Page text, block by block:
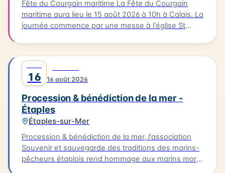
Fête du Courgain maritime La Fête du Courgain
maritime aura lieu le 15 août 2026 à 10h à Calais. La
journée commence par une messe à l'église St
pourrez découvrir des animations, des restaurants
proposant des plats à base de produits de la mer,
des joutes nautiques et des concerts. Accédez
librement au quartier du Courgain maritime pour
découvrir ces animations et profiter de la journée.
16 16 août 2026
Procession & bénédiction de la mer -
Étaples
Étaples-sur-Mer
Procession & bénédiction de la mer, l'association
Souvenir et sauvegarde des traditions des marins-
pêcheurs étaplois rend hommage aux marins morts